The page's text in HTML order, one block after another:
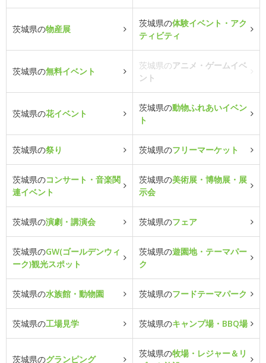
茨城県の物産展
茨城県の体験イベント・アク
ティビティ
茨城県の無料イベント
茨城県のアニメ・ゲームイベ
ント
茨城県の花イベント
茨城県の動物ふれあいイベン
ト
茨城県の祭り 茨城県のフリーマーケット
茨城県のコンサート・音楽関
連イベント
茨城県の美術展・博物展・展
示会
茨城県の演劇・講演会 茨城県のフェア
茨城県のGW(ゴールデンウィ
ーク)観光スポット
茨城県の遊園地・テーマパー
ク
茨城県の水族館・動物園 茨城県のフードテーマパーク
茨城県の工場見学 茨城県のキャンプ場・BBQ場
茨城県のグランピング
茨城県の牧場・レジャー＆リ